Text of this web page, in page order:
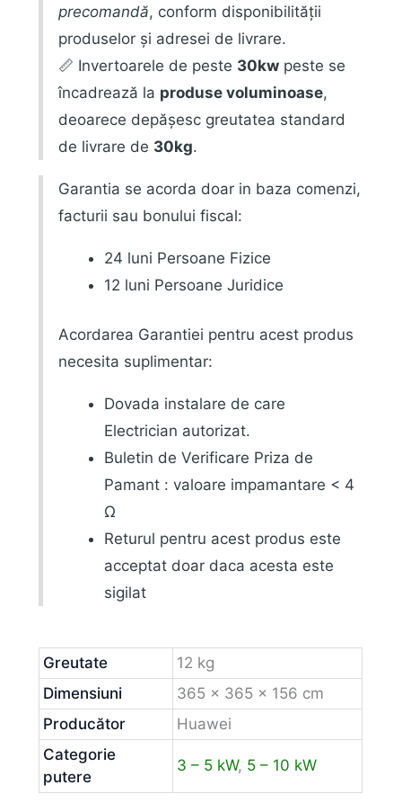
precomandă, conform disponibilității
produselor și adresei de livrare.
📏 Invertoarele de peste 30kw peste se
încadrează la produse voluminoase,
deoarece depășesc greutatea standard
de livrare de 30kg.
Garantia se acorda doar in baza comenzi,
facturii sau bonului fiscal:
24 luni Persoane Fizice
12 luni Persoane Juridice
Acordarea Garantiei pentru acest produs
necesita suplimentar:
Dovada instalare de care
Electrician autorizat.
Buletin de Verificare Priza de
Pamant : valoare impamantare < 4
Ω
Returul pentru acest produs este
acceptat doar daca acesta este
sigilat
Greutate
12 kg
Dimensiuni
365 × 365 × 156 cm
Producător
Huawei
Categorie
putere
3 – 5 kW, 5 – 10 kW